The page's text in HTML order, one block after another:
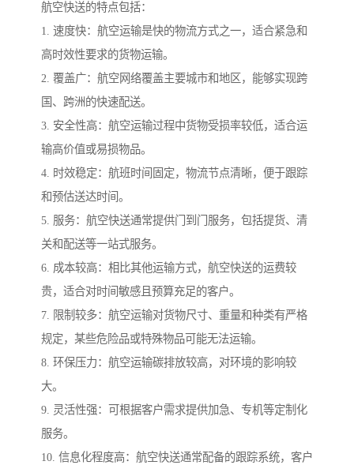
航空快送的特点包括：
1. 速度快：航空运输是快的物流方式之一，适合紧急和
高时效性要求的货物运输。
2. 覆盖广：航空网络覆盖主要城市和地区，能够实现跨
国、跨洲的快速配送。
3. 安全性高：航空运输过程中货物受损率较低，适合运
输高价值或易损物品。
4. 时效稳定：航班时间固定，物流节点清晰，便于跟踪
和预估送达时间。
5. 服务：航空快送通常提供门到门服务，包括提货、清
关和配送等一站式服务。
6. 成本较高：相比其他运输方式，航空快送的运费较
贵，适合对时间敏感且预算充足的客户。
7. 限制较多：航空运输对货物尺寸、重量和种类有严格
规定，某些危险品或特殊物品可能无法运输。
8. 环保压力：航空运输碳排放较高，对环境的影响较
大。
9. 灵活性强：可根据客户需求提供加急、专机等定制化
服务。
10. 信息化程度高：航空快送通常配备的跟踪系统，客户